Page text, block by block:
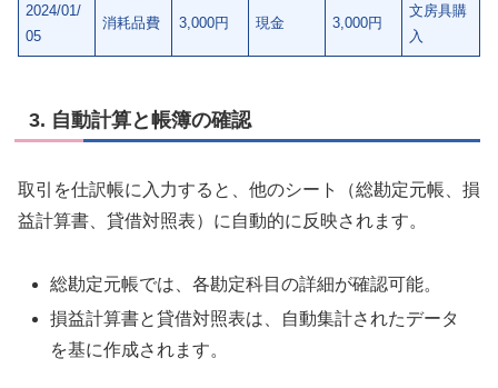
2024/01/
05
消耗品費 3,000円 現金 3,000円
文房具購
入
3. 自動計算と帳簿の確認
取引を仕訳帳に入力すると、他のシート（総勘定元帳、損
益計算書、貸借対照表）に自動的に反映されます。
総勘定元帳では、各勘定科目の詳細が確認可能。
損益計算書と貸借対照表は、自動集計されたデータ
を基に作成されます。